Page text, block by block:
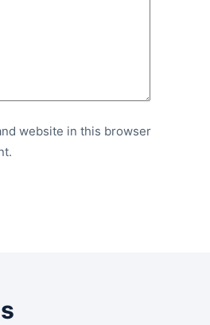
website in this browser